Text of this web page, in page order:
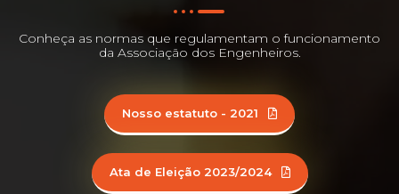
Conheça as normas que regulamentam o funcionamento
da Associação dos Engenheiros.
Nosso estatuto - 2021
Ata de Eleição 2023/2024